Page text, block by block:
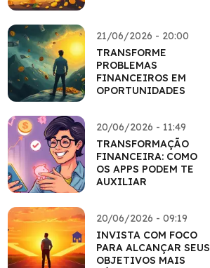
21/06/2026 - 20:00
TRANSFORME
PROBLEMAS
FINANCEIROS EM
OPORTUNIDADES
20/06/2026 - 11:49
TRANSFORMAÇÃO
FINANCEIRA: COMO
OS APPS PODEM TE
AUXILIAR
20/06/2026 - 09:19
INVISTA COM FOCO
PARA ALCANÇAR SEUS
OBJETIVOS MAIS